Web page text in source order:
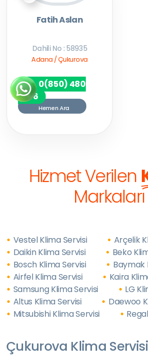
Fatih Aslan
Dahili No : 58935
Adana / Çukurova
0(850) 480
7256
Hemen Ara
Hizmet Verilen
Markaları
Vestel Klima Servisi
Arçelik
Daikin Klima Servisi
Beko
Bosch Klima Servisi
Baymak
Airfel Klima Servisi
Kaira
Samsung Klima Servisi
LG
Altus Klima Servisi
Daewoo
Mitsubishi Klima Servisi
Çukurova Klima